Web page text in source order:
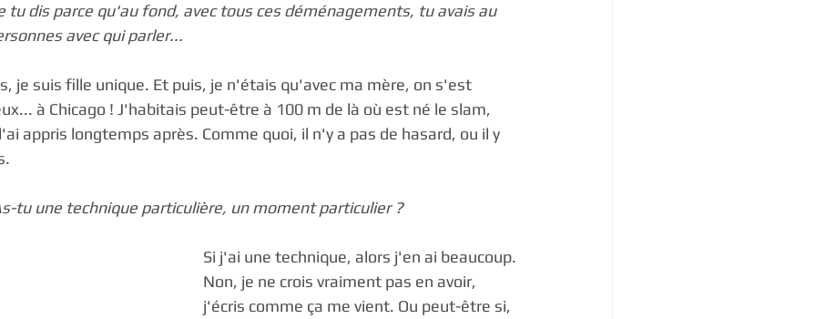
tu dis parce qu'au fond, avec tous ces déménagements, tu avais au
avec qui parler...
je suis fille unique. Et puis, je n'étais qu'avec ma mère, on s'est
à Chicago ! J'habitais peut-être à 100 m de là où est né le slam,
appris longtemps après. Comme quoi, il n'y a pas de hasard, ou il y
tu une technique particulière, un moment particulier ?
Si j'ai une technique, alors j'en ai beaucoup.
Non, je ne crois vraiment pas en avoir,
j'écris comme ça me vient. Ou peut-être si,